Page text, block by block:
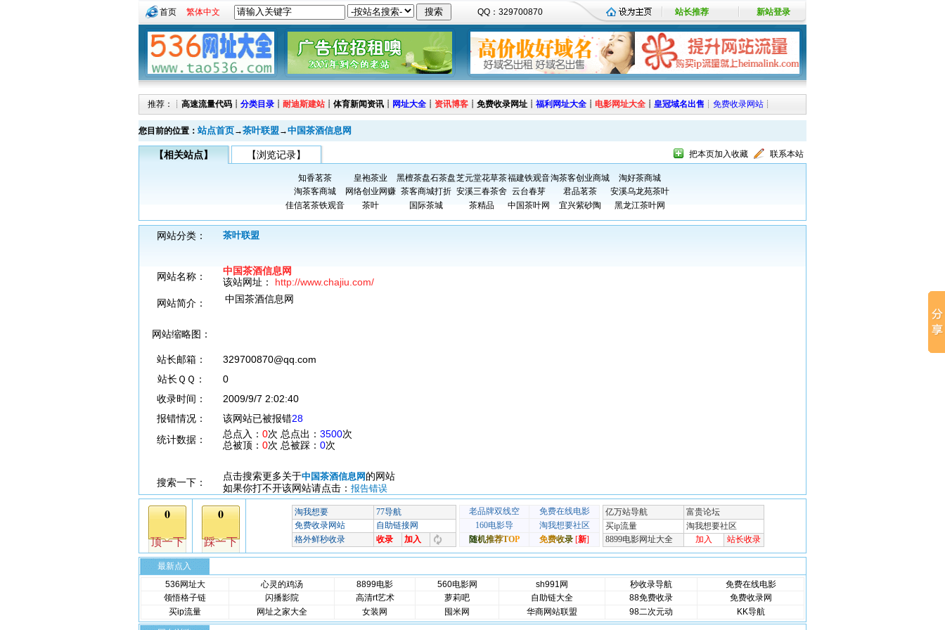
首页 繁体中文 QQ：329700870 站长推荐 新站登录
推荐：┊ 高速流量代码 ┊ 分类目录 ┊ 耐迪斯建站 ┊ 体育新闻资讯 ┊ 网址大全 ┊ 资讯博客 ┊ 免费收录网址 ┊ 福利网址大全 ┊ 电影网址大全 ┊ 皇冠域名出售 ┊ 免费收录网站 ┊
您目前的位置： 站点首页→茶叶联盟 →中国茶酒信息网
【相关站点】 【浏览记录】 把本页加入收藏 联系本站
知香茗茶 皇袍茶业 黑檀茶盘石茶盘芝元堂花草茶福建铁观音淘茶客创业商城
淘好茶商城
淘茶客商城
网络创业网赚 茶客商城打折 安溪三春茶舍 云台春芽 君品茗茶
安溪乌龙苑茶叶
佳信茗茶铁观音
茶叶 国际茶城 茶精品 中国茶叶网 宜兴紫砂陶 黑龙江茶叶网
网站分类： 茶叶联盟
网站名称：
中国茶酒信息网
该站网址： http://www.chajiu.com/
网站简介：
中国茶酒信息网
网站缩略图：
站长邮箱：
329700870@qq.com
站长ＱＱ：
0
收录时间：
2009/9/7 2:02:40
报错情况：
该网站已被报错28
统计数据：
总点入： 0次 总点出： 3500次
总被顶： 0次 总被踩： 0次
搜索一下：
点击搜索更多关于中国茶酒信息网 的网站
如果你打不开该网站请点击： 报告错误
最新点入
536网址大
心灵的鸡汤 8899电影 560电影网 sh991网 秒收录导航
免费在线电影
领悟格子链
闪播影院 高清rt艺术 萝莉吧 自助链大全 88免费收录
免费收录网
买ip流量
网址之家大全 女装网 囤米网 华商网站联盟 98二次元动 KK导航